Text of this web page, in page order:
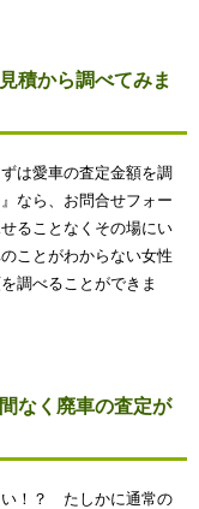
積から調べてみま
は愛車の査定金額を調
なら、お問合せフォー
ることなくその場にい
ことがわからない女性
調べることができま
なく廃車の査定が
い！？ たしかに通常の